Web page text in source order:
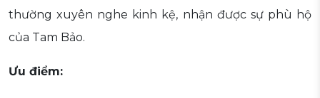
thường xuyên nghe kinh kệ, nhận được sự phù hộ
của Tam Bảo.
Ưu điểm: